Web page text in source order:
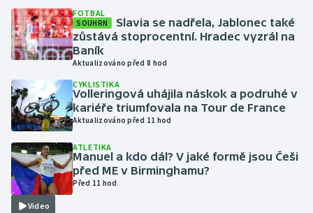
Moderní pětiboj
Motorsport
Olympijské hry
Parasport
Plavání
Plážový volejbal
FOTBAL
SOUHRN
Slavia se nadřela, Jablonec také
zůstává stoprocentní. Hradec vyzrál na
Baník
Aktualizováno před 8 hod
CYKLISTIKA
Volleringová uhájila náskok a podruhé v
kariéře triumfovala na Tour de France
Aktualizováno před 11 hod
Video
ATLETIKA
Manuel a kdo dál? V jaké formě jsou Češi
před ME v Birminghamu?
Před 11 hod